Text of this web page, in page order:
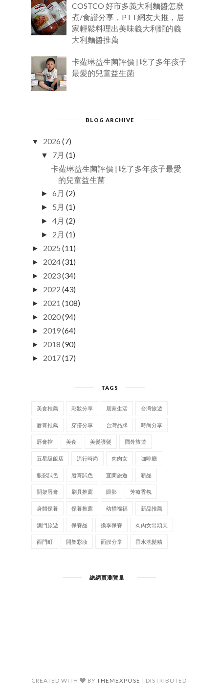
COSTCO 好市多義大利麵醬怎麼
煮/食譜分享，PTT網友大推，居
家輕鬆料理出美味義大利麵的義
大利麵醬推薦
卡蘿琳益生菌評價 | 吃了多年孩子
最愛的兒童益生菌
BLOG ARCHIVE
▼ 2026 (7)
▼ 7月 (1)
卡蘿琳益生菌評價 | 吃了多年孩子最愛
的兒童益生菌
►6月 (2)
► 5月 (1)
►4月 (2)
► 2月 (1)
► 2025 (11)
► 2024(31)
► 2023(34)
► 2022 (43)
► 2021 (108)
► 2020(94)
► 2019(64)
► 2018 (90)
► 2017(17)
TAGS
美食推薦 彩妝分享 居家生活 台灣旅遊
唇膏推薦 穿搭分享 台灣品牌 時尚分享
唇膏控 美食 美髮護髮 國外旅遊
五星級飯店 流行時尚 肉肉女 咖啡廳
眼影試色 唇膏試色 宜蘭旅遊 新品
開架唇膏 刷具推薦 眼影 芳療香氛
身體保養 保養推薦 幼貓福福 新品推薦
澳門旅遊 保養品 換季保養 肉肉女出頭天
西門町 開架彩妝 面膜分享 香水洗髮精
總網頁瀏覽量
CREATED WITH BY THEMEXPOSE | DISTRIBUTED